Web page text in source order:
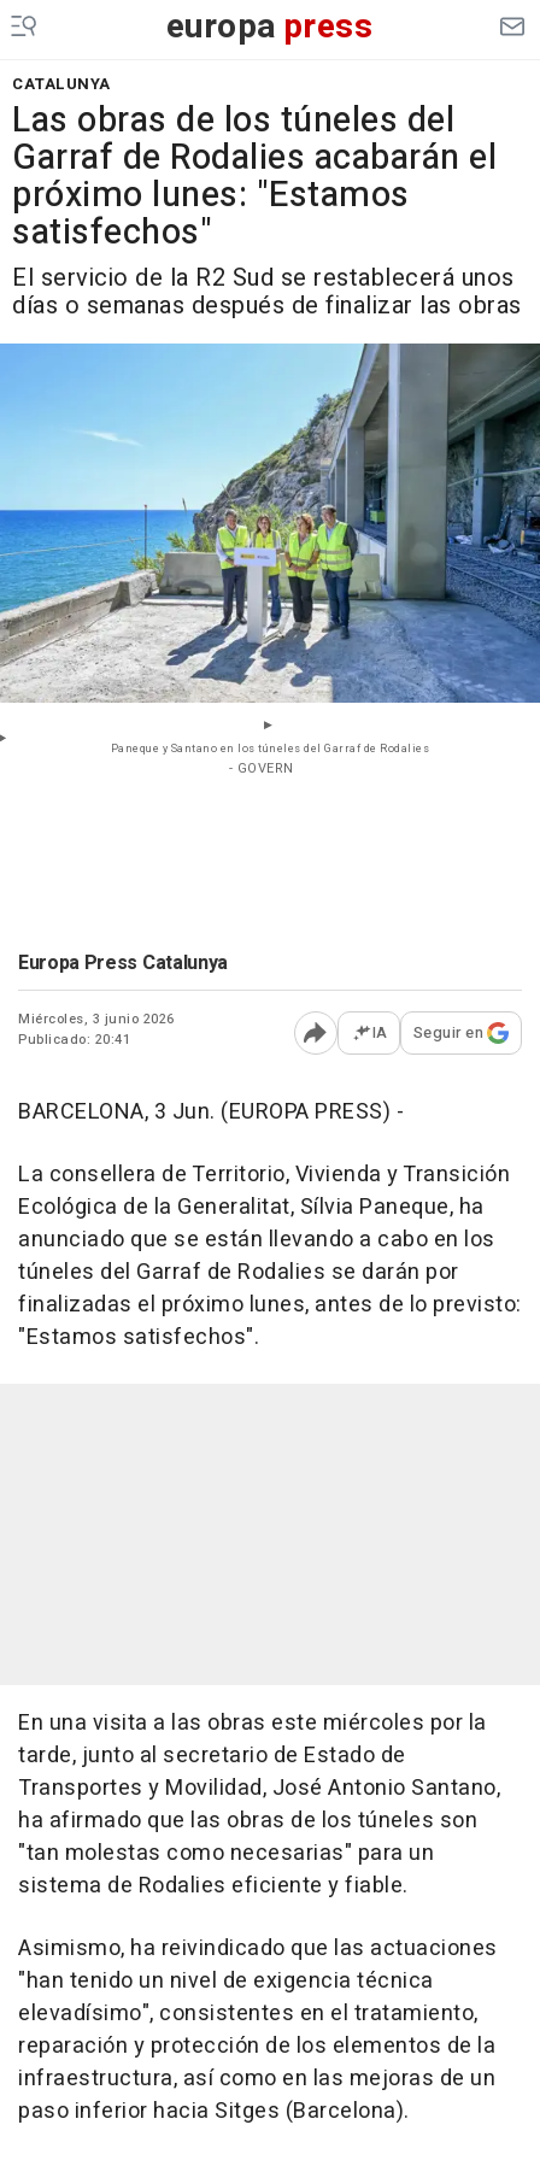
europa press
CATALUNYA
Las obras de los túneles del
Garraf de Rodalies acabarán el
próximo lunes: "Estamos
satisfechos"
El servicio de la R2 Sud se restablecerá unos
días o semanas después de finalizar las obras
Paneque y Santano en los túneles del Garraf de Rodalies
- GOVERN
Europa Press Catalunya
Miércoles, 3 junio 2026
Publicado: 20:41
Abrir opciones para
IA Seguir en
BARCELONA, 3 Jun. (EUROPA PRESS) -
La consellera de Territorio, Vivienda y Transición
Ecológica de la Generalitat, Sílvia Paneque, ha
anunciado que se están llevando a cabo en los
túneles del Garraf de Rodalies se darán por
finalizadas el próximo lunes, antes de lo previsto:
"Estamos satisfechos".
En una visita a las obras este miércoles por la
tarde, junto al secretario de Estado de
Transportes y Movilidad, José Antonio Santano,
ha afirmado que las obras de los túneles son
"tan molestas como necesarias" para un
sistema de Rodalies eficiente y fiable.
Asimismo, ha reivindicado que las actuaciones
"han tenido un nivel de exigencia técnica
elevadísimo", consistentes en el tratamiento,
reparación y protección de los elementos de la
infraestructura, así como en las mejoras de un
paso inferior hacia Sitges (Barcelona).